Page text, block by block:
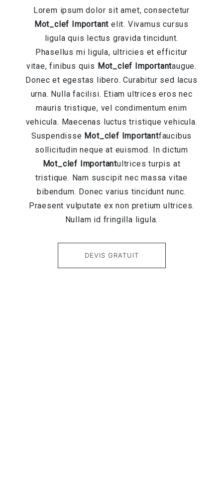
Lorem ipsum dolor sit amet, consectetur
Mot_clef Important elit. Vivamus cursus
ligula quis lectus gravida tincidunt.
Phasellus mi ligula, ultricies et efficitur
vitae, finibus quis Mot_clef Importantaugue.
Donec et egestas libero. Curabitur sed lacus
urna. Nulla facilisi. Etiam ultrices eros nec
mauris tristique, vel condimentum enim
vehicula. Maecenas luctus tristique vehicula.
Suspendisse Mot_clef Importantfaucibus
sollicitudin neque at euismod. In dictum
Mot_clef Importantultrices turpis at
tristique. Nam suscipit nec massa vitae
bibendum. Donec varius tincidunt nunc.
Praesent vulputate ex non pretium ultrices.
Nullam id fringilla ligula.
DEVIS GRATUIT